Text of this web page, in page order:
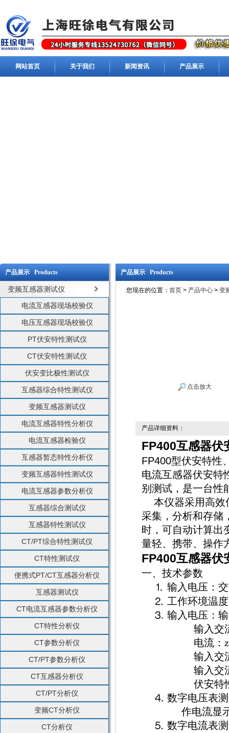
网站首页 关于我们 新闻资讯 产品展示
产品展示 Products
变频互感器测试仪
电流互感器现场校验仪
电压互感器现场校验仪
PT伏安特性测试仪
CT伏安特性测试仪
伏安变比极性测试仪
互感器综合特性测试仪
变频互感器测试仪
电流互感器特性分析仪
电流互感器检验仪
互感器暂态特性分析仪
变频互感器特性测试仪
电流互感器参数分析仪
互感器综合测试仪
互感器特性测试仪
CT/PT综合特性测试仪
CT特性测试仪
便携式PT/CT互感器分析仪
互感器测试仪
CT电流互感器参数分析仪
CT特性分析仪
CT参数分析仪
CT/PT参数分析仪
CT互感器分析仪
CT/PT分析仪
变频CT分析仪
CT分析仪
产品展示 Products
您现在的位置： 首页 > 产品中心 > 变
点击放大
产品详细资料：
FP400互感器伏
FP400型伏安特性
电流互感器伏安特
别测试，是一台性
本仪器采用高效
采集，分析和存储
时，可自动计算出
量轻、携带、操作
FP400互感器伏
一、技术参数
⒈ 输入电压：
⒉ 工作环境温
⒊ 输入电压：
输入交
电流：
输入交
输入交
伏安特
⒋ 数字电压表
作电流显
⒌ 数字电流表